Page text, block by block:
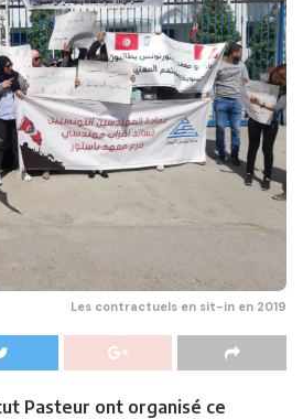
Les contractuels en sit-in en 2019
Pasteur ont organisé ce